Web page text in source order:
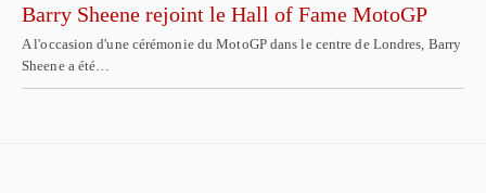
Barry Sheene rejoint le Hall of Fame MotoGP
A l'occasion d'une cérémonie du MotoGP dans le centre de Londres, Barry
Sheene a été…